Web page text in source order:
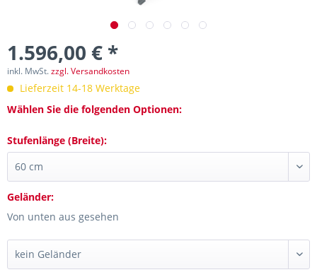
1.596,00 € *
inkl. MwSt.zzgl. Versandkosten
Lieferzeit 14-18 Werktage
Wählen Sie die folgenden Optionen:
Stufenlänge (Breite):
Geländer:
Von unten aus gesehen